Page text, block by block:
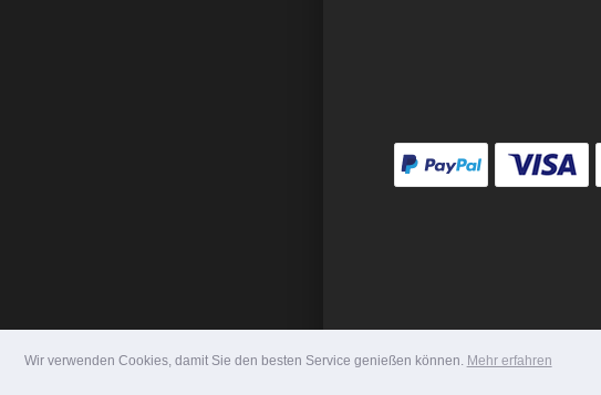
Wir verwenden Cookies, damit Sie den besten Service genießen können. Mehr erfahren